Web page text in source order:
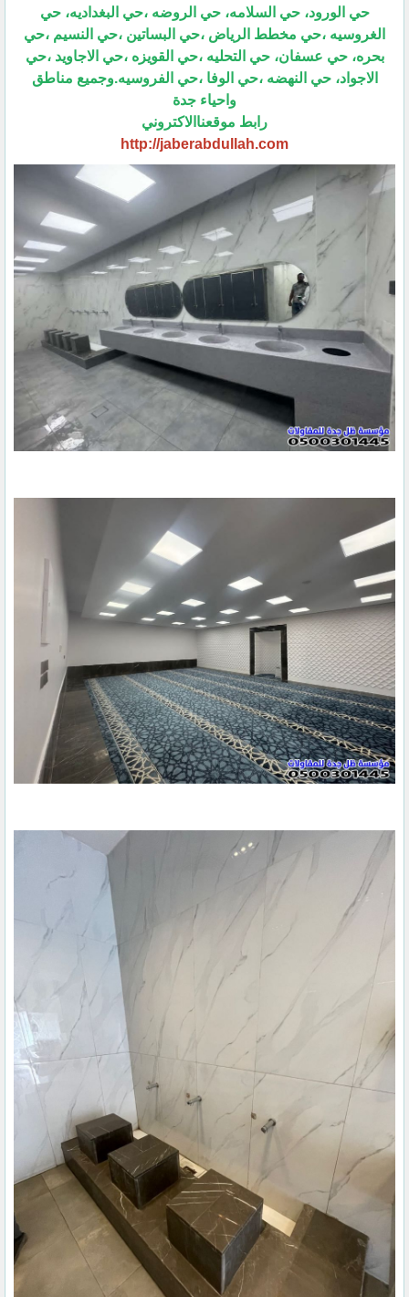
حي الورود، حي السلامه، حي الروضه ،حي البغداديه، حي
الغروسيه ،حي مخطط الرياض ،حي البساتين ،حي النسيم ،حي
بحره، حي عسفان، حي التحليه ،حي القويزه ،حي الاجاويد ،حي
الاجواد، حي النهضه ،حي الوفا ،حي الفروسيه.وجميع مناطق
واحياء جدة
رابط موقعناالاكتروني
http://jaberabdullah.com